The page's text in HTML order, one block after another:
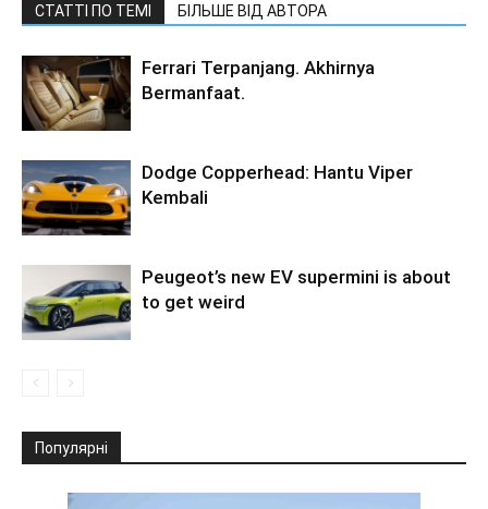
СТАТТІ ПО ТЕМІ БІЛЬШЕ ВІД АВТОРА
Ferrari Terpanjang. Akhirnya
Bermanfaat.
Dodge Copperhead: Hantu Viper
Kembali
Peugeot’s new EV supermini is about
to get weird
Популярні